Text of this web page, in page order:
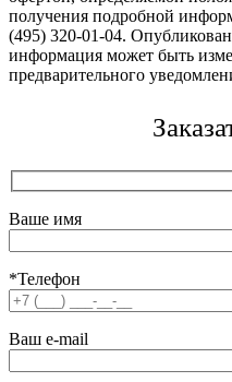
получения подробной
(495) 320-01-04.
информация может быть
предварительного
Ваше имя
*Телефон
Ваш e-mail